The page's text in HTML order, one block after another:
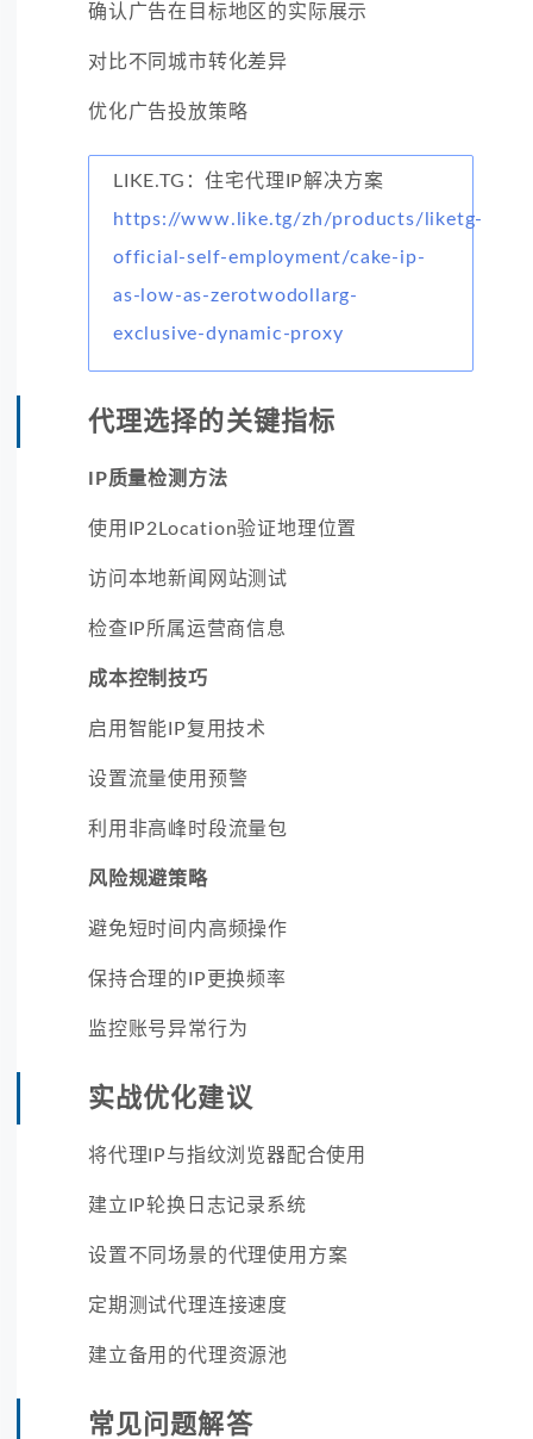
确认广告在目标地区的实际展示
对比不同城市转化差异
优化广告投放策略
LIKE.TG：住宅代理IP解决方案
https://www.like.tg/zh/products/liketg-
official-self-employment/cake-ip-
as-low-as-zerotwodollarg-
exclusive-dynamic-proxy
代理选择的关键指标
IP质量检测方法
使用IP2Location验证地理位置
访问本地新闻网站测试
检查IP所属运营商信息
成本控制技巧
启用智能IP复用技术
设置流量使用预警
利用非高峰时段流量包
风险规避策略
避免短时间内高频操作
保持合理的IP更换频率
监控账号异常行为
实战优化建议
将代理IP与指纹浏览器配合使用
建立IP轮换日志记录系统
设置不同场景的代理使用方案
定期测试代理连接速度
建立备用的代理资源池
常见问题解答